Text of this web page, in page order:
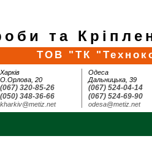
та
ТОВ "ТК
Харків
О.Орлова, 20
(067) 320-85-26
(050) 348-36-66
kharkiv@metiz.net
Одеса
Дальницька, 39
(067) 524-04-14
(067) 524-69-90
odesa@metiz.net